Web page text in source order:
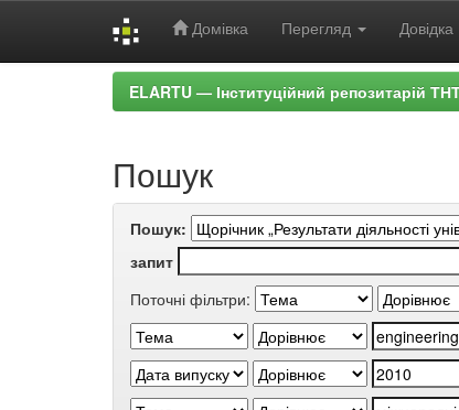
Домівка Перегляд Довідка
ELARTU — Інституційний репозитарій
Пошук
Пошук:
запит
Поточні фільтри: